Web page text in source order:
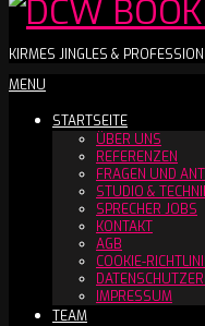
DCW
BOOKINGS™
KIRMES JINGLES &
Secondary
Menu
MENU
STARTSEITE
ÜBER UNS
REFERENZEN
FRAGEN UND
STUDIO &
SPRECHER JOBS
KONTAKT
AGB
COOKIE-
IMPRESSUM
TEAM